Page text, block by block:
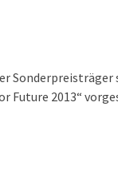
Future 2013“